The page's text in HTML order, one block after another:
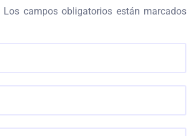
Los campos obligatorios están marcados